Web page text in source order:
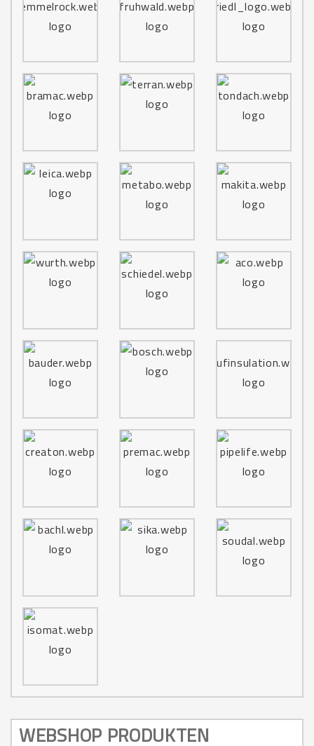
WEBSHOP PRODUKTEN